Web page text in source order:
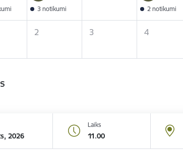
3 notikumi 2 notikumi
2 3 4
2026
Laiks
11.00